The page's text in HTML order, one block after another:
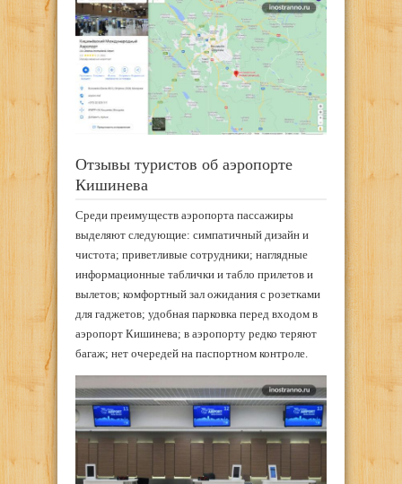
Отзывы туристов об аэропорте
Кишинева
Среди преимуществ аэропорта пассажиры
выделяют следующие: симпатичный дизайн и
чистота; приветливые сотрудники; наглядные
информационные таблички и табло прилетов и
вылетов; комфортный зал ожидания с розетками
для гаджетов; удобная парковка перед входом в
аэропорт Кишинева; в аэропорту редко теряют
багаж; нет очередей на паспортном контроле.